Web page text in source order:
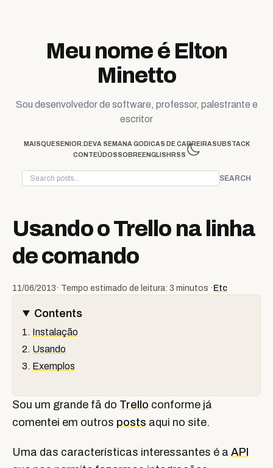
Meu nome é Elton
Minetto
Sou desenvolvedor de software, professor, palestrante e
escritor
MAISQUESENIOR.DEVA SEMANA GO DICAS DE CARREIRASUBSTACK
CONTEÚDOSSOBREENGLISH RSS
SEARCH
Usando o Trello na linha
de comando
11/06/2013· Tempo estimado de leitura: 3 minutos · Etc
Contents
Instalação
Usando
Exemplos
Sou um grande fã do Trello conforme já
comentei em outros posts aqui no site.
Uma das características interessantes é a API